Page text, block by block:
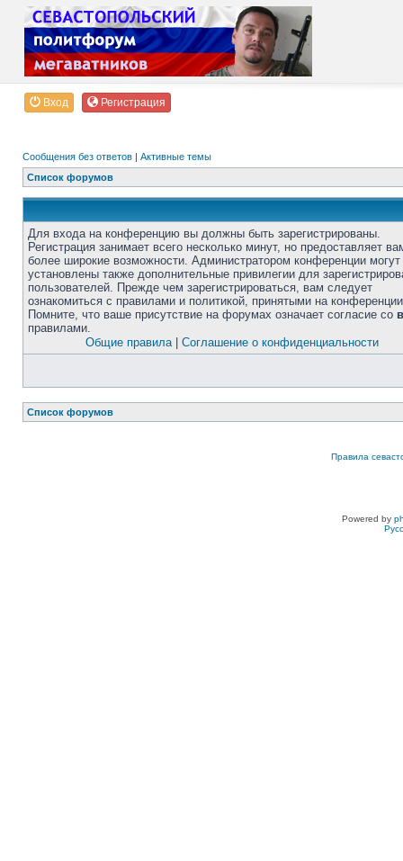
Вход Регистрация
Сообщения без ответов | Активные темы
Список форумов
Для входа на конференцию вы должны быть зарегистрированы.
Регистрация занимает всего несколько минут, но предоставляет
более широкие возможности. Администратором конференции
установлены также дополнительные привилегии для
пользователей. Прежде чем зарегистрироваться, вам следует
ознакомиться с правилами и политикой, принятыми на
Помните, что ваше присутствие на форумах означает согласие со
правилами.
Общие правила| Соглашение о конфиденциальности
Список форумов
Правила
Powered by